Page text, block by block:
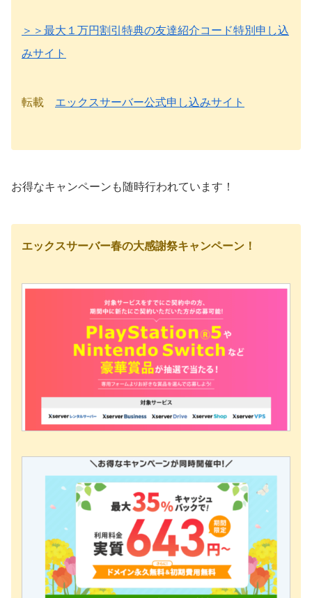
＞＞最大１万円割引特典の友達紹介コード特別申し込
みサイト
転載 エックスサーバー公式申し込みサイト
お得なキャンペーンも随時行われています！
エックスサーバー春の大感謝祭キャンペーン！